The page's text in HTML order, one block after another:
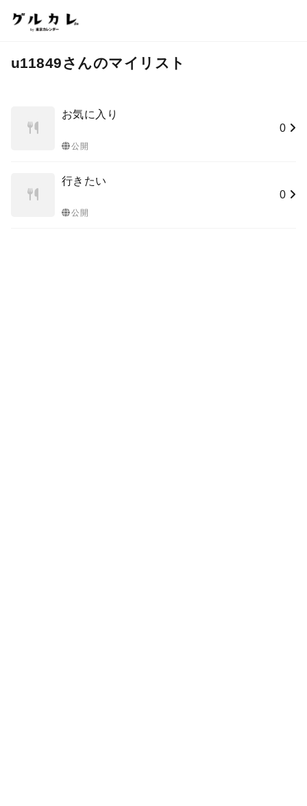
u11849さんのマイリスト
お気に入り
公開
0
行きたい
公開
0